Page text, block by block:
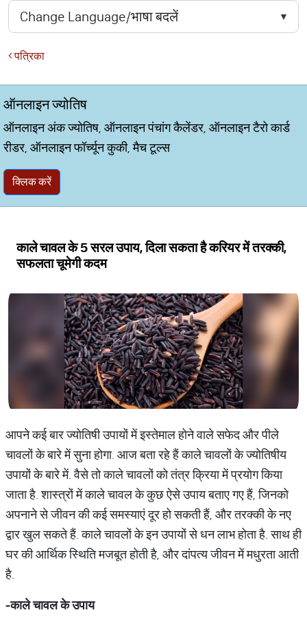
पत्रिका
ऑनलाइन ज्योतिष
ऑनलाइन अंक ज्योतिष, ऑनलाइन पंचांग कैलेंडर, ऑनलाइन टैरो कार्ड
रीडर, ऑनलाइन फॉर्च्यून कुकी, मैच टूल्स
क्लिक करें
काले चावल के 5 सरल उपाय, दिला सकता है करियर में तरक्की,
सफलता चूमेगी कदम
आपने कई बार ज्योतिषी उपायों में इस्तेमाल होने वाले सफेद और पीले
चावलों के बारे में सुना होगा. आज बता रहे हैं काले चावलों के ज्योतिषीय
उपायों के बारे में. वैसे तो काले चावलों को तंत्र क्रिया में प्रयोग किया
जाता है. शास्त्रों में काले चावल के कुछ ऐसे उपाय बताए गए हैं, जिनको
अपनाने से जीवन की कई समस्याएं दूर हो सकती हैं, और तरक्की के नए
द्वार खुल सकते हैं. काले चावलों के इन उपायों से धन लाभ होता है. साथ ही
घर की आर्थिक स्थिति मजबूत होती है, और दांपत्य जीवन में मधुरता आती
है.
-कालेचावलकेउपाय